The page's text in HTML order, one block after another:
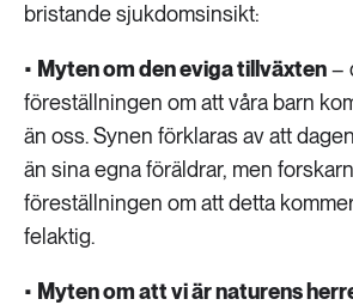
bristande sjukdomsinsikt:
• Myten om den eviga tillväxten–
föreställningen om att våra barn
än oss. Synen förklaras av att
än sina egna föräldrar, men
föreställningen om att detta
felaktig.
• Myten om att vi är naturens